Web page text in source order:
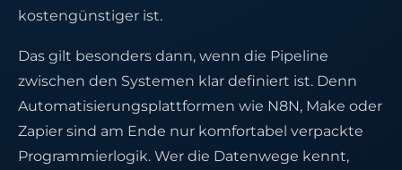
kostengünstiger ist.
Das gilt besonders dann, wenn die Pipeline
zwischen den Systemen klar definiert ist. Denn
Automatisierungsplattformen wie N8N, Make oder
Zapier sind am Ende nur komfortabel verpackte
Programmierlogik. Wer die Datenwege kennt,